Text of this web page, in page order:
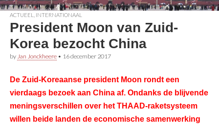
ACTUEEL INTERNATIONAAL
President Moon van Zuid-
Korea bezocht China
by Jan Jonckheere • 16 december 2017
De Zuid-Koreaanse president Moon rondt een
vierdaags bezoek aan China af. Ondanks de blijvende
meningsverschillen over het THAAD-raketsysteem
willen beide landen de economische samenwerking